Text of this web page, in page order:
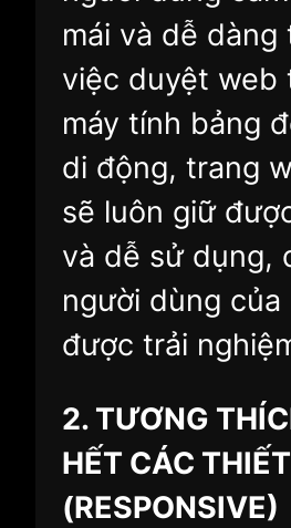
mái và dễ
việc duyệt web
máy tính bảng
di động, trang
sẽ luôn giữ
và dễ sử dụng,
người dùng
được trải
2. TƯƠNG
HẾT CÁC
(RESPONSIVE)